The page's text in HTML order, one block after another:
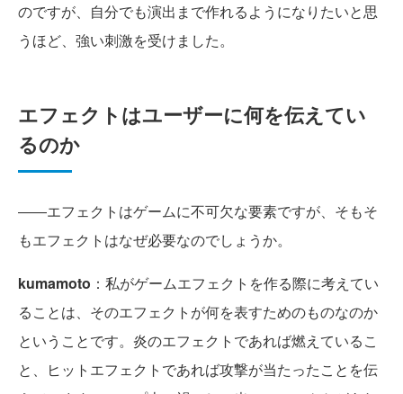
のですが、自分でも演出まで作れるようになりたいと思
うほど、強い刺激を受けました。
エフェクトはユーザーに何を伝えてい
るのか
――エフェクトはゲームに不可欠な要素ですが、そもそ
もエフェクトはなぜ必要なのでしょうか。
kumamoto ：私がゲームエフェクトを作る際に考えてい
ることは、そのエフェクトが何を表すためのものなのか
ということです。炎のエフェクトであれば燃えているこ
と、ヒットエフェクトであれば攻撃が当たったことを伝